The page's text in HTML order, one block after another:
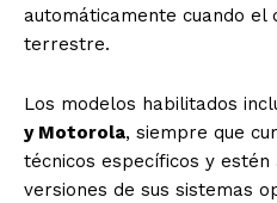
automáticamente cuando el
terrestre.
Los modelos habilitados
y Motorola, siempre que
técnicos específicos y
versiones de sus sistemas